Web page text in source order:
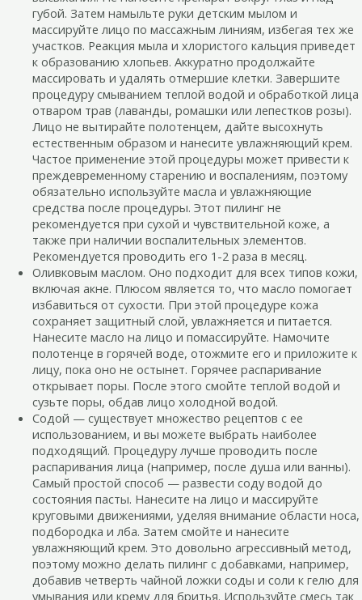
губой. Затем намыльте руки детским мылом и
массируйте лицо по массажным линиям, избегая тех же
участков. Реакция мыла и хлористого кальция приведет
к образованию хлопьев. Аккуратно продолжайте
массировать и удалять отмершие клетки. Завершите
процедуру смыванием теплой водой и обработкой лица
отваром трав (лаванды, ромашки или лепестков розы).
Лицо не вытирайте полотенцем, дайте высохнуть
естественным образом и нанесите увлажняющий крем.
Частое применение этой процедуры может привести к
преждевременному старению и воспалениям, поэтому
обязательно используйте масла и увлажняющие
средства после процедуры. Этот пилинг не
рекомендуется при сухой и чувствительной коже, а
также при наличии воспалительных элементов.
Рекомендуется проводить его 1-2 раза в месяц.
Оливковым маслом. Оно подходит для всех типов кожи,
включая акне. Плюсом является то, что масло помогает
избавиться от сухости. При этой процедуре кожа
сохраняет защитный слой, увлажняется и питается.
Нанесите масло на лицо и помассируйте. Намочите
полотенце в горячей воде, отожмите его и приложите к
лицу, пока оно не остынет. Горячее распаривание
открывает поры. После этого смойте теплой водой и
сузьте поры, обдав лицо холодной водой.
Содой — существует множество рецептов с ее
использованием, и вы можете выбрать наиболее
подходящий. Процедуру лучше проводить после
распаривания лица (например, после душа или ванны).
Самый простой способ — развести соду водой до
состояния пасты. Нанесите на лицо и массируйте
круговыми движениями, уделяя внимание области носа,
подбородка и лба. Затем смойте и нанесите
увлажняющий крем. Это довольно агрессивный метод,
поэтому можно делать пилинг с добавками, например,
добавив четверть чайной ложки соды и соли к гелю для
умывания или крему для бритья. Используйте смесь так